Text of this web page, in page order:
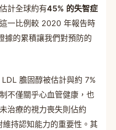
計全球約有45% 的失智症
一比例較 2020 年報告時
據的累積讓我們對預防的
膽固醇被估計與約 7%
不僅關乎心血管健康，也
治療的視力喪失則佔約
持認知能力的重要性。其